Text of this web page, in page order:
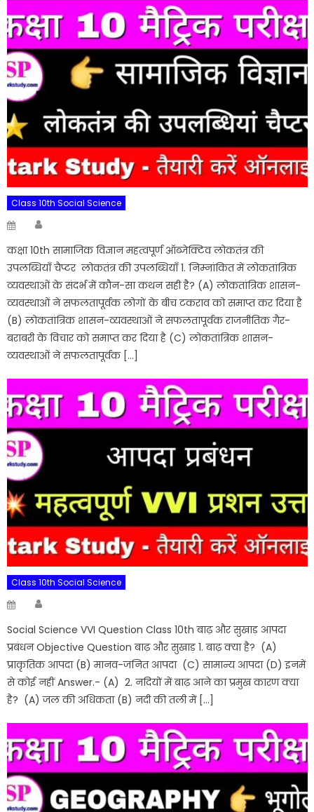
Class 10th Social Science
Posted
कक्षा 10th सामाजिक विज्ञान महत्वपूर्ण ऑब्जेक्टिव लोकतंत्र की
उपलब्धियाँ चैप्टर लोकतंत्र की उपलब्धियाँ 1. निम्नांकित में लोकतांत्रिक
व्यवस्थाओं के संदर्भ में कौन-सा कथन सही है? (A) लोकतांत्रिक शासन-
व्यवस्थाओं ने सफलतापूर्वक लोगों के बीच टकराव को समाप्त कर दिया है
(B) लोकतांत्रिक शासन-व्यवस्थाओं ने सफलतापूर्वक राजनीतिक गैर-
बराबरी के विचार को समाप्त कर दिया है (C) लोकतांत्रिक शासन-
व्यवस्थाओं ने सफलतापूर्वक […]
Class 10th Social Science
Posted
Social Science VVI Question Class 10th बाढ़ और सुखाड़ आपदा
प्रबंधन Objective Question बाढ़ और सुखाड़ 1. बाढ़ क्या है? (A)
प्राकृतिक आपदा (B) मानव-जनित आपदा (C) सामान्य आपदा (D) इनमें
से कोई नहीं Answer.- (A) 2. नदियों में बाढ़ आने का प्रमुख कारण क्या
है? (A) जल की अधिकता (B) नदी की तली में […]